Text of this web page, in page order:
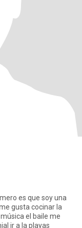
es que soy una
gusta cocinar la
el baile me
ir a la playas